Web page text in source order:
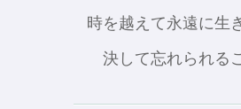
時を越えて永遠に生
決して忘れられる